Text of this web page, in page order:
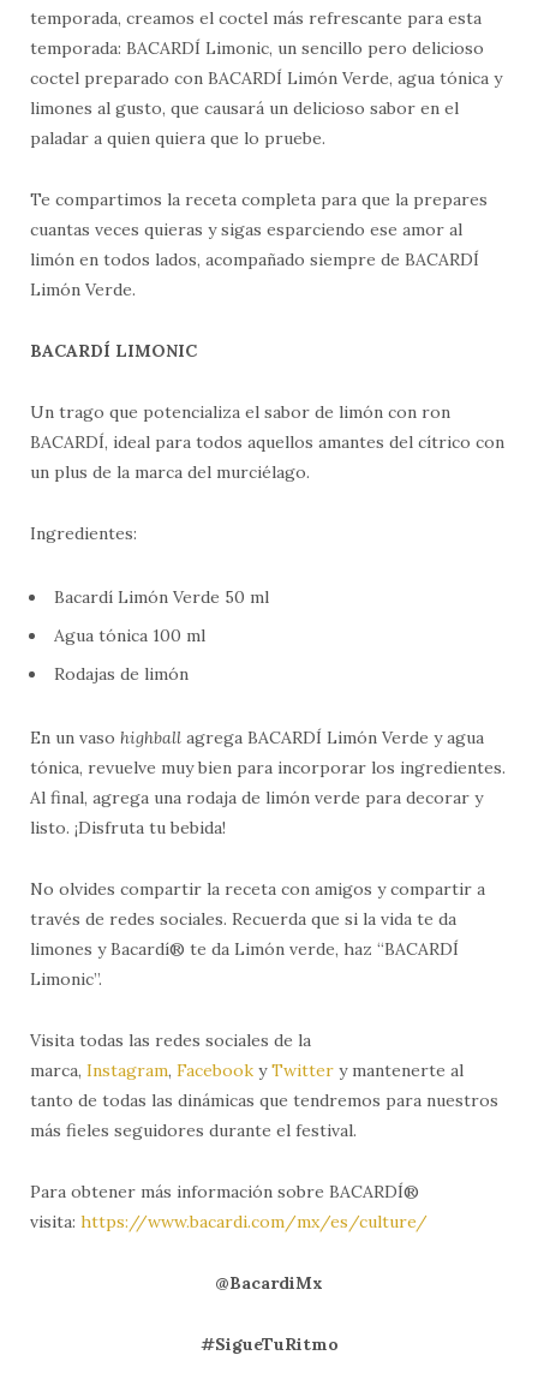
temporada, creamos el coctel más refrescante para esta
temporada: BACARDÍ Limonic, un sencillo pero delicioso
coctel preparado con BACARDÍ Limón Verde, agua tónica y
limones al gusto, que causará un delicioso sabor en el
paladar a quien quiera que lo pruebe.
Te compartimos la receta completa para que la prepares
cuantas veces quieras y sigas esparciendo ese amor al
limón en todos lados, acompañado siempre de BACARDÍ
Limón Verde.
BACARDÍ LIMONIC
Un trago que potencializa el sabor de limón con ron
BACARDÍ, ideal para todos aquellos amantes del cítrico con
un plus de la marca del murciélago.
Ingredientes:
Bacardí Limón Verde 50 ml
Agua tónica 100 ml
Rodajas de limón
En un vaso highball agrega BACARDÍ Limón Verde y agua
tónica, revuelve muy bien para incorporar los ingredientes.
Al final, agrega una rodaja de limón verde para decorar y
listo. ¡Disfruta tu bebida!
No olvides compartir la receta con amigos y compartir a
través de redes sociales. Recuerda que si la vida te da
limones y Bacardí® te da Limón verde, haz “BACARDÍ
Limonic”.
Visita todas las redes sociales de la
marca, Instagram, Facebook yTwitter y mantenerte al
tanto de todas las dinámicas que tendremos para nuestros
más fieles seguidores durante el festival.
Para obtener más información sobre BACARDÍ®
visita: https://www.bacardi.com/mx/es/culture/
@BacardiMx
#SigueTuRitmo